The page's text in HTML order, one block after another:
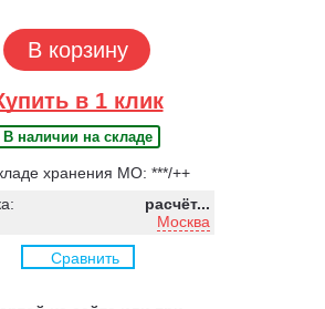
В корзину
в 1 клик
В наличии на складе
хранения МО: ***/++
расчёт...
Москва
Сравнить